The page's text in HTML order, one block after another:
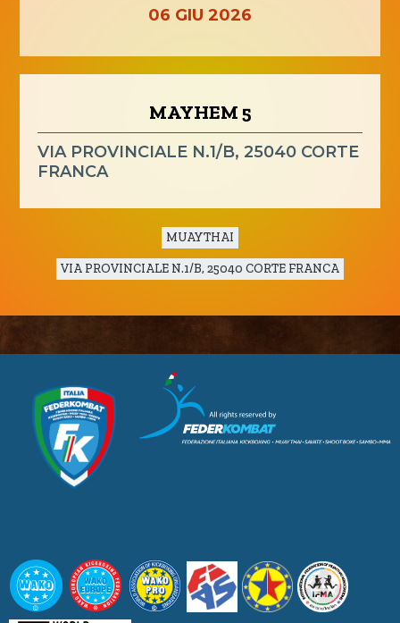
06 GIU 2026
MAYHEM 5
VIA PROVINCIALE N.1/B, 25040 CORTE
FRANCA
MUAYTHAI
VIA PROVINCIALE N.1/B, 25040 CORTE FRANCA
CUSL Spelpaus